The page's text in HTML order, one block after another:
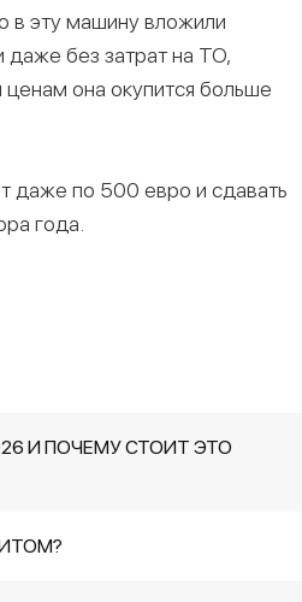
в эту машину вложили
даже без затрат на ТО,
ценам она окупится больше
даже по 500 евро и сдавать
года.
И ПОЧЕМУ СТОИТ ЭТО